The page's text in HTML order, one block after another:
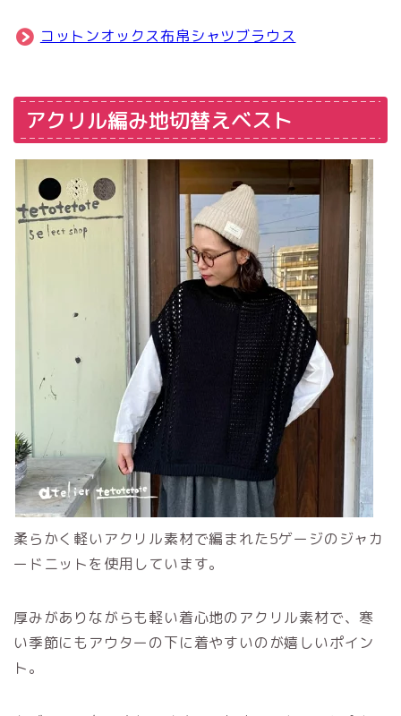
コットンオックス布帛シャツブラウス
アクリル編み地切替えベスト
柔らかく軽いアクリル素材で編まれた5ゲージのジャカ
ードニットを使用しています。
厚みがありながらも軽い着心地のアクリル素材で、寒
い季節にもアウターの下に着やすいのが嬉しいポイン
ト。